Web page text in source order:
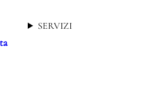
SERVIZI